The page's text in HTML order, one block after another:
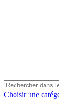
Choisir une